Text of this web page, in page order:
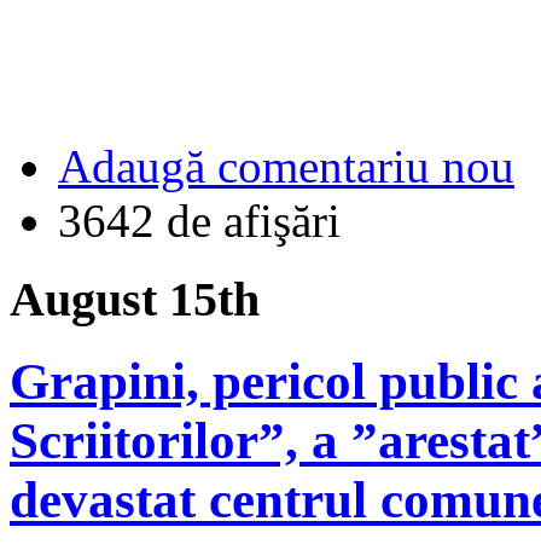
Adaugă comentariu nou
3642 de afişări
August 15th
Grapini, pericol public
Scriitorilor”, a
devastat centrul